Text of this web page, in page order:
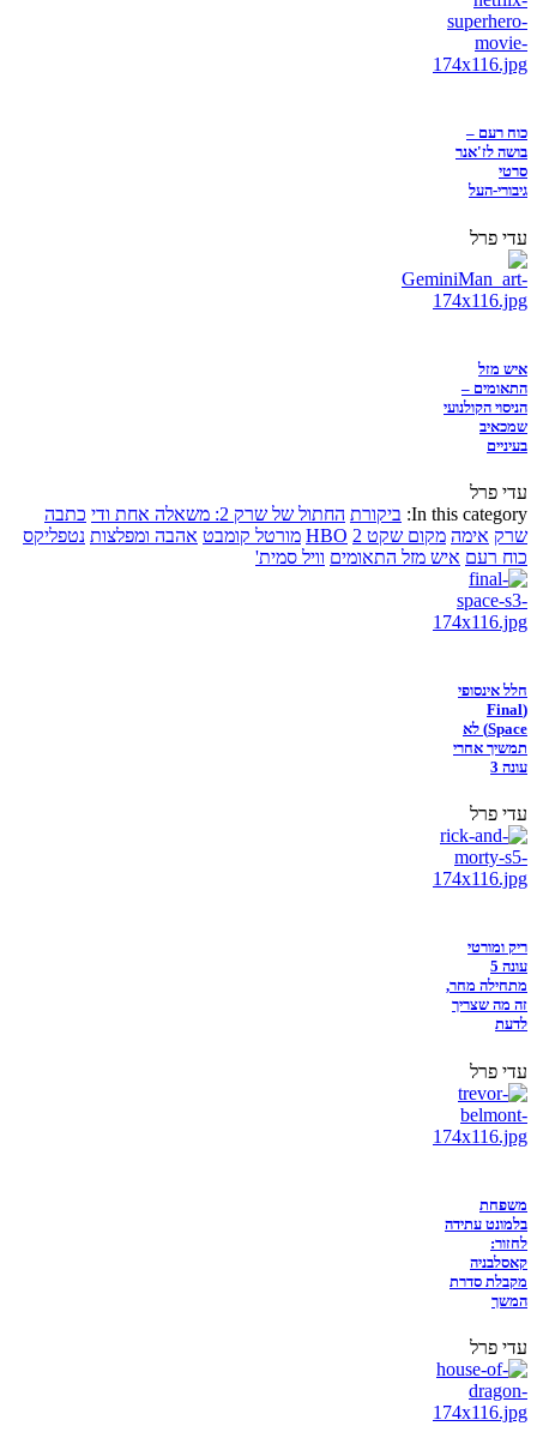
כוח רעם –
בושה לז'אנר
סרטי
גיבורי-העל
עדי פרל
איש מזל
התאומים –
הניסוי הקולנועי
שמכאיב
בעיניים
עדי פרל
In this category: ביקורת החתול של שרק 2: משאלה אחת ודי
כתבה
שרק אימה מקום שקט 2 HBO מורטל קומבט אהבה ומפלצות נטפליקס
כוח רעם איש מזל התאומים וויל סמית'
חלל אינסופי
(Final
Space) לא
תמשיך אחרי
עונה 3
עדי פרל
ריק ומורטי
עונה 5
מתחילה מחר,
זה מה שצריך
לדעת
עדי פרל
משפחת
בלמונט עתידה
לחזור:
קאסלבניה
מקבלת סדרת
המשך
עדי פרל